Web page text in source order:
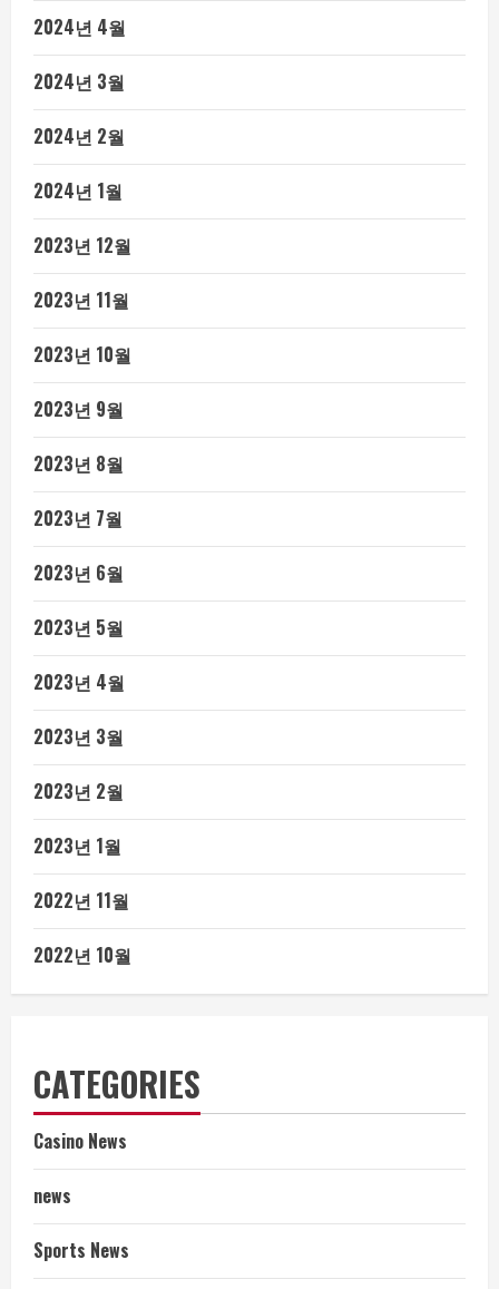
2024년 4월
2024년 3월
2024년 2월
2024년 1월
2023년 12월
2023년 11월
2023년 10월
2023년 9월
2023년 8월
2023년 7월
2023년 6월
2023년 5월
2023년 4월
2023년 3월
2023년 2월
2023년 1월
2022년 11월
2022년 10월
CATEGORIES
Casino News
news
Sports News